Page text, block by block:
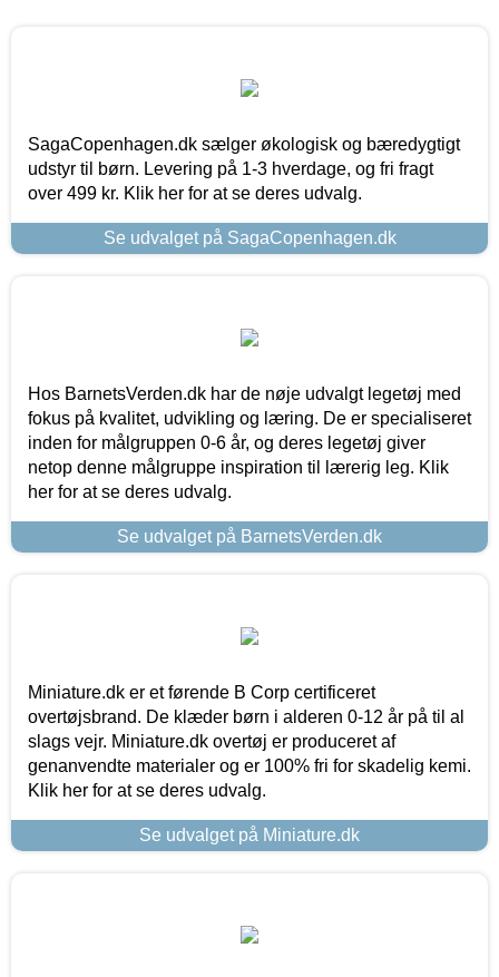
SagaCopenhagen.dk sælger økologisk og bæredygtigt
udstyr til børn. Levering på 1-3 hverdage, og fri fragt
over 499 kr. Klik her for at se deres udvalg.
Se udvalget på SagaCopenhagen.dk
Hos BarnetsVerden.dk har de nøje udvalgt legetøj med
fokus på kvalitet, udvikling og læring. De er specialiseret
inden for målgruppen 0-6 år, og deres legetøj giver
netop denne målgruppe inspiration til lærerig leg. Klik
her for at se deres udvalg.
Se udvalget på BarnetsVerden.dk
Miniature.dk er et førende B Corp certificeret
overtøjsbrand. De klæder børn i alderen 0-12 år på til al
slags vejr. Miniature.dk overtøj er produceret af
genanvendte materialer og er 100% fri for skadelig kemi.
Klik her for at se deres udvalg.
Se udvalget på Miniature.dk